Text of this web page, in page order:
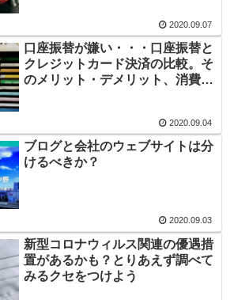
2020.09.07
口座振替が嫌い・・・口座振替と
クレジットカード決済の比較。そ
のメリット・デメリット、消費者
2020.09.04
ブログと会社のウェブサイトは分
けるべきか？
2020.09.03
新型コロナウィルス関連の優遇措
置があるかも？とりあえず調べて
みるクセをつけよう